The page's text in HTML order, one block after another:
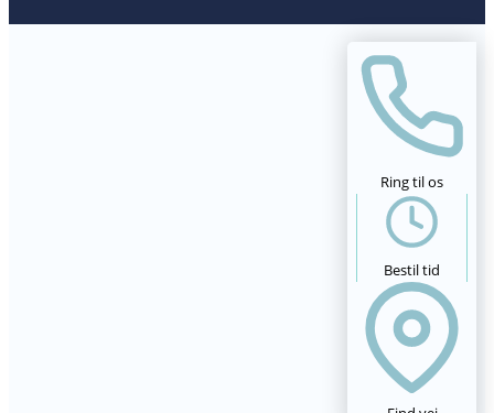
Ring til os
Bestil tid